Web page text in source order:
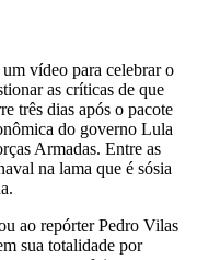
vídeo para celebrar o
as críticas de que
três dias após o pacote
do governo Lula
Armadas. Entre as
na lama que é sósia
ao repórter Pedro Vilas
sua totalidade por